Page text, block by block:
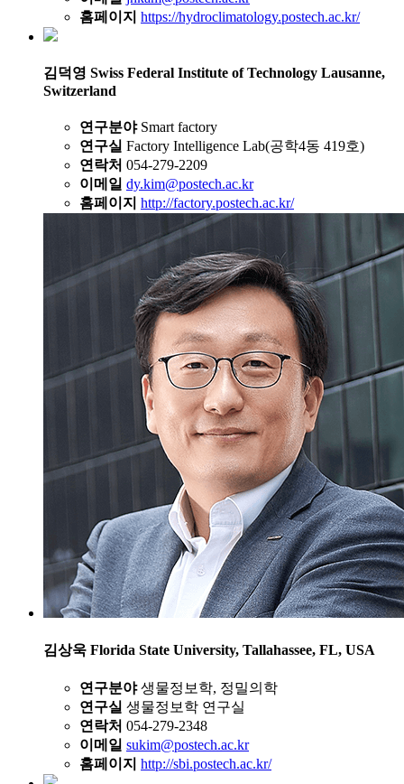
홈페이지 https://hydroclimatology.postech.ac.kr/
김덕영 Swiss Federal Institute of Technology Lausanne,
Switzerland
연구분야 Smart factory
연구실 Factory Intelligence Lab(공학4동 419호)
연락처 054-279-2209
이메일 dy.kim@postech.ac.kr
홈페이지 http://factory.postech.ac.kr/
김상욱 Florida State University, Tallahassee, FL, USA
연구분야 생물정보학, 정밀의학
연구실 생물정보학 연구실
연락처 054-279-2348
이메일 sukim@postech.ac.kr
홈페이지 http://sbi.postech.ac.kr/